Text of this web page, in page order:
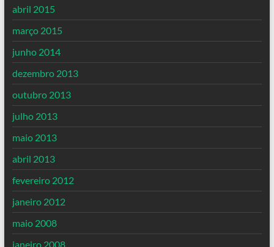
abril 2015
março 2015
junho 2014
dezembro 2013
outubro 2013
julho 2013
maio 2013
abril 2013
fevereiro 2012
janeiro 2012
maio 2008
janeiro 2008